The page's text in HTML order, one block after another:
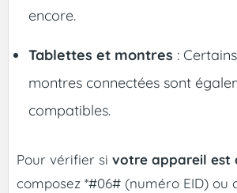
encore.
Tablettes et montres :
montres connectées sont
compatibles.
Pour vérifier si votre appareil est
composez *#06# (numéro EID) ou